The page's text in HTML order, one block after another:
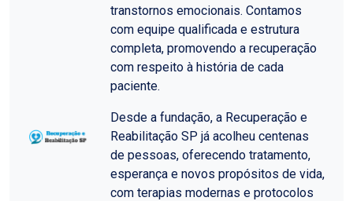
transtornos emocionais. Contamos
com equipe qualificada e estrutura
completa, promovendo a recuperação
com respeito à história de cada
paciente.
Desde a fundação, a Recuperação e
Reabilitação SP já acolheu centenas
de pessoas, oferecendo tratamento,
esperança e novos propósitos de vida,
com terapias modernas e protocolos